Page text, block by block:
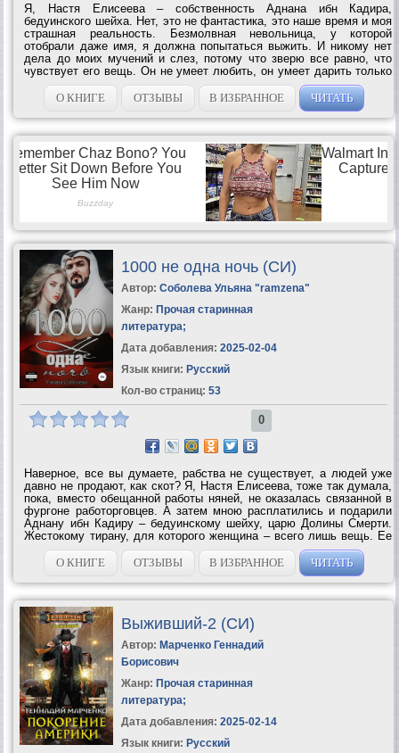
Я, Настя Елисеева – собственность Аднана ибн Кадира,
бедуинского шейха. Нет, это не фантастика, это наше время и моя
страшная реальность. Безмолвная невольница, у которой
отобрали даже имя, я должна попытаться выжить. И никому нет
дела до моих мучений и слез, потому что зверю все равно, что
чувствует его вещь. Он не умеет любить, он умеет дарить только
боль....
О КНИГЕ
ОТЗЫВЫ В ИЗБРАННОЕ ЧИТАТЬ
1000 не одна ночь (СИ)
Автор: Соболева Ульяна "ramzena"
Жанр: Прочая старинная
литература;
Дата добавления: 2025-02-04
Язык книги: Русский
Кол-во страниц: 53
0
Наверное, все вы думаете, рабства не существует, а людей уже
давно не продают, как скот? Я, Настя Елисеева, тоже так думала,
пока, вместо обещанной работы няней, не оказалась связанной в
фургоне работорговцев. А затем мною расплатились и подарили
Аднану ибн Кадиру – бедуинскому шейху, царю Долины Смерти.
Жестокому тирану, для которого женщина – всего лишь вещь. Ее
можно унизить, избить или разорвать на части, а человеческая
жизнь...О КНИГЕ ОТЗЫВЫ В ИЗБРАННОЕ ЧИТАТЬ
Выживший-2 (СИ)
Автор: Марченко Геннадий
Борисович
Жанр: Прочая старинная
литература;
Дата добавления: 2025-02-14
Язык книги: Русский